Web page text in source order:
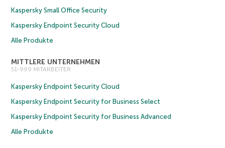
Kaspersky Small Office Security
Kaspersky Endpoint Security Cloud
Alle Produkte
MITTLERE UNTERNEHMEN
51-999 MITARBEITER
Kaspersky Endpoint Security Cloud
Kaspersky Endpoint Security for Business Select
Kaspersky Endpoint Security for Business Advanced
Alle Produkte